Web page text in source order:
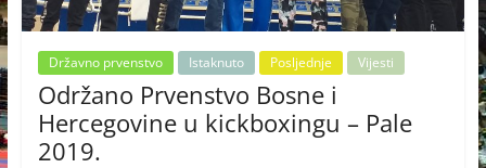
Državno prvenstvo Istaknuto Posljednje Vijesti
Održano Prvenstvo Bosne i
Hercegovine u kickboxingu – Pale
2019.